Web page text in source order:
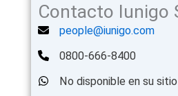
Contacto Iunigo
people@iunigo.com
0800-666-8400
No disponible en su